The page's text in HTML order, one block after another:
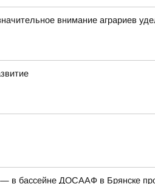
внимание аграриев
в бассейне ДОСААФ в Брянске